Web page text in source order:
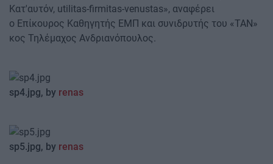
Κατ'αυτόν, utilitas-firmitas-venustas», αναφέρει
ο Επίκουρος Καθηγητής ΕΜΠ και συνιδρυτής του «ΤΑΝ»
κος Τηλέμαχος Ανδριανόπουλος.
sp4.jpg, by renas
sp5.jpg, by renas